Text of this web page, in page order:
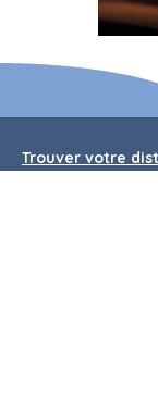
Trouver votre